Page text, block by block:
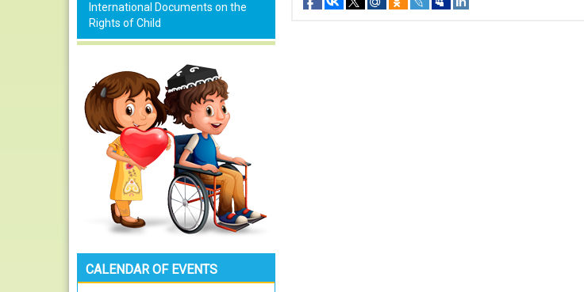
International Documents on the
Rights of Child
CALENDAR OF EVENTS